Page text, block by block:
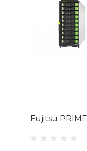
Fujitsu